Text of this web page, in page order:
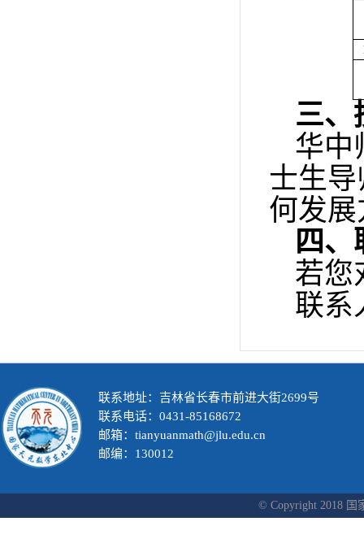
三、
华中
士生
何发
四
若您
联系
联系地址：吉林省长春市前进大街2699号
联系电话：0431-85168672
邮箱：tianyuanmath@jlu.edu.cn
邮编：130012
© Copyright 2018 国